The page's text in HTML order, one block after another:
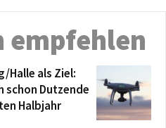
empfehlen
Halle als Ziel:
schon Dutzende
Halbjahr